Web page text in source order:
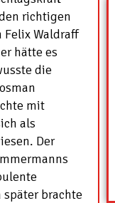
richtigen
Waldraff
hätte es
die
mit
als
Der
brachte